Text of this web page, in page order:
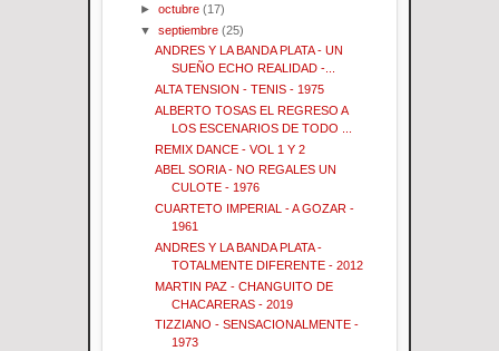
►octubre (17)
▼septiembre (25)
ANDRES Y LA BANDA PLATA - UN
SUEÑO ECHO REALIDAD -...
ALTA TENSION - TENIS - 1975
ALBERTO TOSAS EL REGRESO A
LOS ESCENARIOS DE TODO ...
REMIX DANCE - VOL 1 Y 2
ABEL SORIA - NO REGALES UN
CULOTE - 1976
CUARTETO IMPERIAL - A GOZAR -
1961
ANDRES Y LA BANDA PLATA -
TOTALMENTE DIFERENTE - 2012
MARTIN PAZ - CHANGUITO DE
CHACARERAS - 2019
TIZZIANO - SENSACIONALMENTE -
1973